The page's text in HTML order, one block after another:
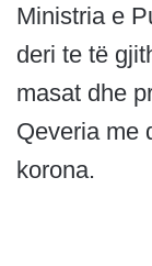
Ministria e
deri te të
masat dhe
Qeveria me
korona.